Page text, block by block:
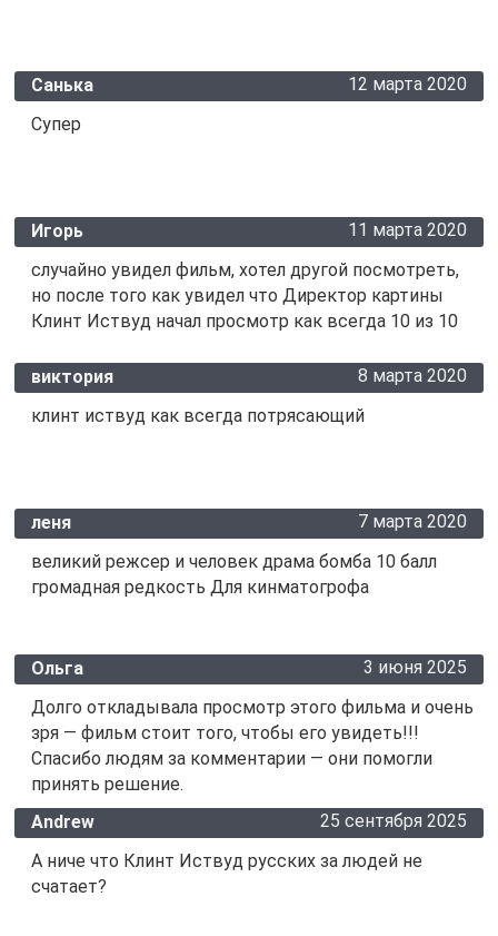
Санька
12 марта 2020
Супер
Игорь
11 марта 2020
случайно увидел фильм, хотел другой посмотреть,
но после того как увидел что Директор картины
Клинт Иствуд начал просмотр как всегда 10 из 10
виктория
8 марта 2020
клинт иствуд как всегда потрясающий
леня
7 марта 2020
великий режсер и человек драма бомба 10 балл
громадная редкость Для кинматогрофа
Ольга
3 июня 2025
Долго откладывала просмотр этого фильма и очень
зря — фильм стоит того, чтобы его увидеть!!!
Спасибо людям за комментарии — они помогли
принять решение.
Andrew
25 сентября 2025
А ниче что Клинт Иствуд русских за людей не
счатает?